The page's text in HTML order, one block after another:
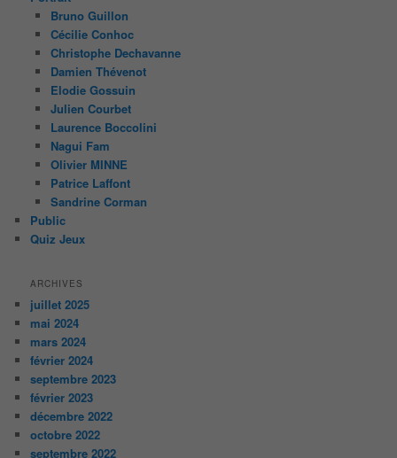
Bruno Guillon
Cécilie Conhoc
Christophe Dechavanne
Damien Thévenot
Elodie Gossuin
Julien Courbet
Laurence Boccolini
Nagui Fam
Olivier MINNE
Patrice Laffont
Sandrine Corman
Public
Quiz Jeux
ARCHIVES
juillet 2025
mai 2024
mars 2024
février 2024
septembre 2023
février 2023
décembre 2022
octobre 2022
septembre 2022